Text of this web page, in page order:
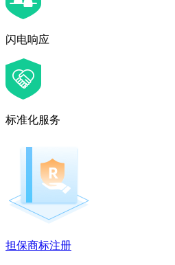
闪电响应
标准化服务
担保商标注册